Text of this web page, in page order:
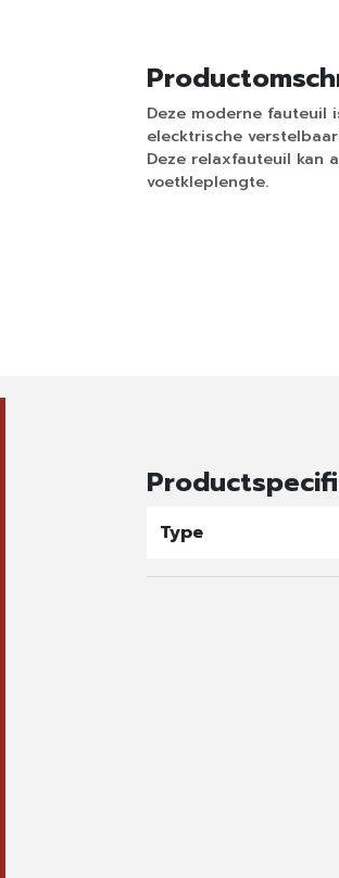
Deze moderne fauteuil
elecktrische
Deze relaxfauteuil kan
voetkleplengte.
Type